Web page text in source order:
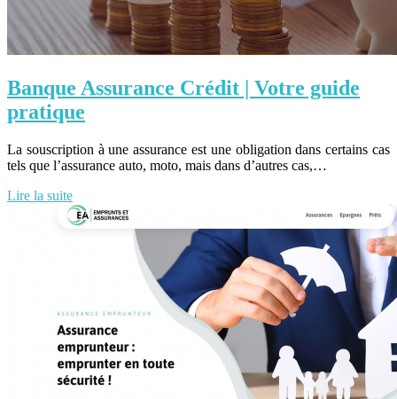
Banque Assurance Crédit | Votre guide
pratique
La souscription à une assurance est une obligation dans certains cas
tels que l’assurance auto, moto, mais dans d’autres cas,…
Lire la suite